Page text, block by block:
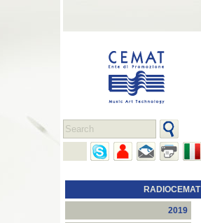
RADIOCEMAT
2019